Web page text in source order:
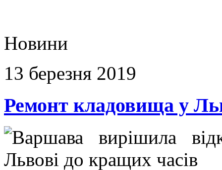
Новини
13 березня 2019
Ремонт кладовища у